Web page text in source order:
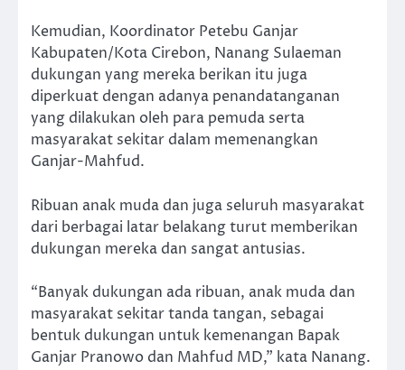
Kemudian, Koordinator Petebu Ganjar
Kabupaten/Kota Cirebon, Nanang Sulaeman
dukungan yang mereka berikan itu juga
diperkuat dengan adanya penandatanganan
yang dilakukan oleh para pemuda serta
masyarakat sekitar dalam memenangkan
Ganjar-Mahfud.
Ribuan anak muda dan juga seluruh masyarakat
dari berbagai latar belakang turut memberikan
dukungan mereka dan sangat antusias.
“Banyak dukungan ada ribuan, anak muda dan
masyarakat sekitar tanda tangan, sebagai
bentuk dukungan untuk kemenangan Bapak
Ganjar Pranowo dan Mahfud MD,” kata Nanang.